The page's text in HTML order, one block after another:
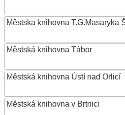
Městska knihovna T.G.Masaryka
Městská knihovna Tábor
Městská knihovna Ústí nad Orlicí
Městská knihovna v Brtnici